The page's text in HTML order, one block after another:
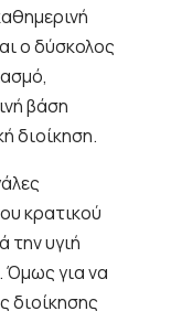
ο δύσκολος
βάση
διοίκηση.
κρατικού
την υγιή
Όμως για να
διοίκησης